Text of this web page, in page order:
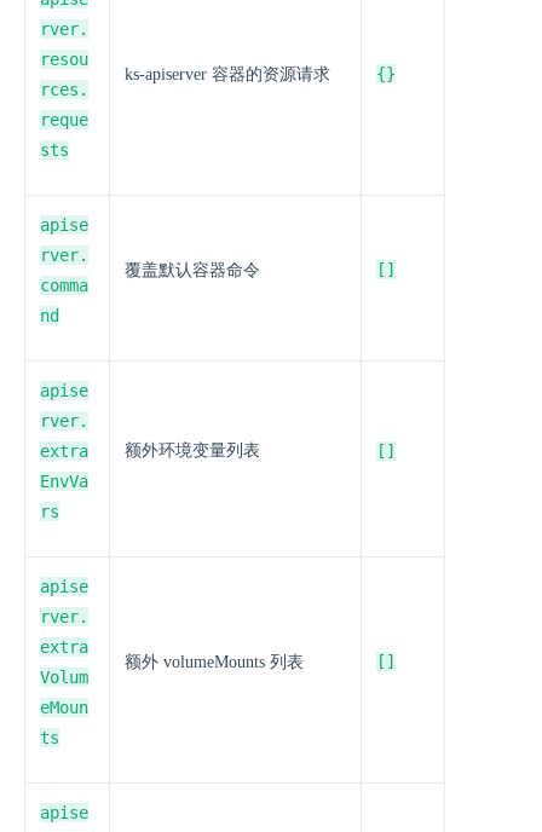
rver.
resou
rces.
reque
sts
ks-apiserver 容器的资源请求 {}
apise
rver.
comma
nd
覆盖默认容器命令 []
apise
rver.
extra
EnvVa
rs
额外环境变量列表 []
apise
rver.
extra
Volum
eMoun
ts
额外 volumeMounts 列表 []
apise